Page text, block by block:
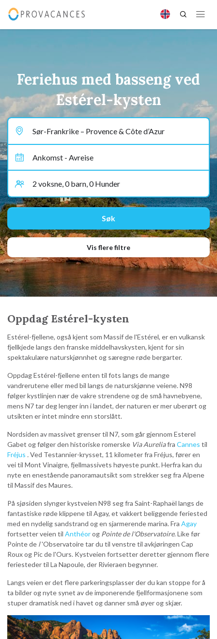
Feriehus med basseng ved
Estérel-kysten
Vis flere filtre
Oppdag Estérel-kysten
Estérel-fjellene, også kjent som Massif de l'Estérel, er en vulkansk
fjellkjede langs den franske middelhavskysten, kjent for sin
spektakulære naturskjønnhet og særegne røde bergarter.
Oppdag Estérel-fjellene enten til fots langs de mange
vandrerutene eller med bil langs de naturskjønne veiene. N98
følger kystlinjen nær de vakre strendene og de små havnebyene,
mens N7 tar deg lenger inn i landet, der naturen er mer uberørt og
utsikten er intet mindre enn storslått.
Nordsiden av massivet grenser til N7, som går gjennom Esterel
Gabet og følger den historiske romerske Via Aureliafra Cannes til
Fréjus .Ved Testannier-krysset, 11 kilometer fra Fréjus, fører en
vei til Mont Vinaigre, fjellmassivets høyeste punkt. Herfra kan du
nyte en enestående panoramautsikt som strekker seg fra Alpene
til Massif des Maures.
På sjøsiden slynger kystveien N98 seg fra Saint-Raphaël langs de
fantastiske røde klippene til Agay, et vakkert beliggende feriested
med en nydelig sandstrand og en sjarmerende marina. Fra Agay
fortsetter veien til Anthéorog Pointe de l'Observatoire. Like før
Pointe de l'Observatoire tar du til venstre til avkjøringen Cap
Roux og Pic de l'Ours. Kystveien fortsetter deretter gjennom flere
feriesteder til La Napoule, der Rivieraen begynner.
Langs veien er det flere parkeringsplasser der du kan stoppe for å
ta bilder og nyte synet av de imponerende fjellformasjonene som
stuper dramatisk ned i havet og danner små øyer og skjær.